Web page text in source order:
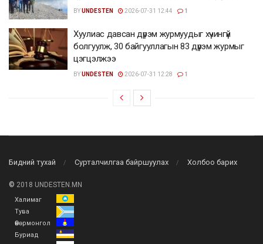
BYUNDESTEN 2026-07-31 12:44 1
Хуулиас давсан дүрэм журмуудыг хүчингүй
болгуулж, 30 байгууллагын 83 дүрэм журмыг
цэгцэлжээ
BYUNDESTEN 2026-07-31 12:28 1
Бидний тухай Сурталчилгаа байршуулах Холбоо барих
© 2018 UNDESTEN.MN
Халимаг
Тува
Өвөрмонгол
Буриад